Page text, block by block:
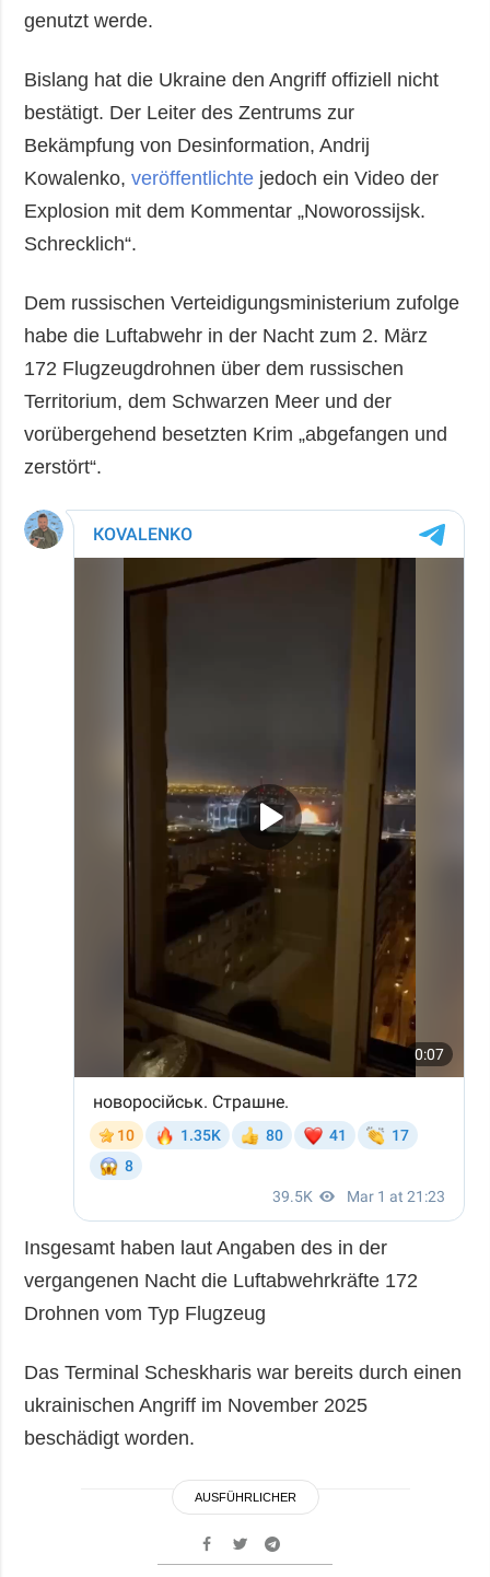
genutzt werde.
Bislang hat die Ukraine den Angriff offiziell nicht
bestätigt. Der Leiter des Zentrums zur
Bekämpfung von Desinformation, Andrij
Kowalenko,veröffentlichte jedoch ein Video der
Explosion mit dem Kommentar „Noworossijsk.
Schrecklich“.
Dem russischen Verteidigungsministerium zufolge
habe die Luftabwehr in der Nacht zum 2. März
172 Flugzeugdrohnen über dem russischen
Territorium, dem Schwarzen Meer und der
vorübergehend besetzten Krim „abgefangen und
zerstört“.
Insgesamt haben laut Angaben des in der
vergangenen Nacht die Luftabwehrkräfte 172
Drohnen vom Typ Flugzeug
Das Terminal Scheskharis war bereits durch einen
ukrainischen Angriff im November 2025
beschädigt worden.
AUSFÜHRLICHER